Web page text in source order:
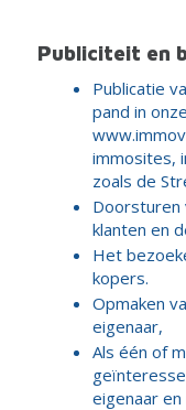
Publiciteit en
Publicatie
pand in
immosites,
zoals de
Doorsturen
klanten en
Het
kopers.
Opmaken
eigenaar,
Als één of
eigenaar